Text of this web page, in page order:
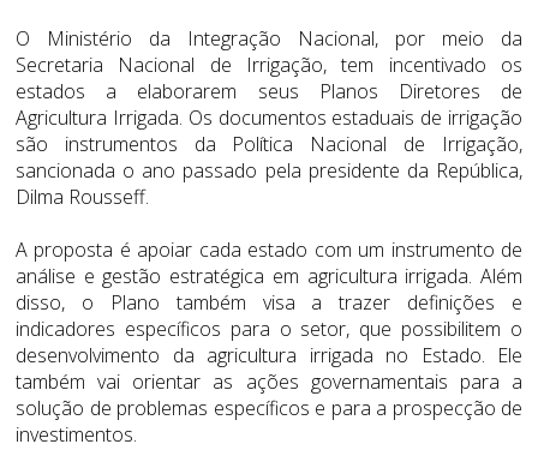
O Ministério da Integração Nacional, por meio da
Secretaria Nacional de Irrigação, tem incentivado os
estados a elaborarem seus Planos Diretores de
Agricultura Irrigada. Os documentos estaduais de irrigação
são instrumentos da Política Nacional de Irrigação,
sancionada o ano passado pela presidente da República,
Dilma Rousseff.
A proposta é apoiar cada estado com um instrumento de
análise e gestão estratégica em agricultura irrigada. Além
disso, o Plano também visa a trazer definições e
indicadores específicos para o setor, que possibilitem o
desenvolvimento da agricultura irrigada no Estado. Ele
também vai orientar as ações governamentais para a
solução de problemas específicos e para a prospecção de
investimentos.